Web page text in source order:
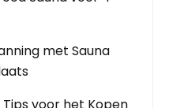
met Sauna